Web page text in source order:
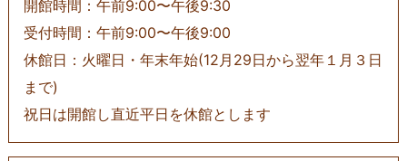
開館時間：午前9:00〜午後9:30
受付時間：午前9:00〜午後9:00
休館日：火曜日・年末年始(12月29日から翌年１月３日
まで)
祝日は開館し直近平日を休館とします